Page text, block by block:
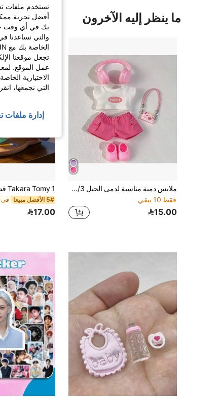
ما ينظر إليه الآخرون
ملابس دمية مناسبة لدمى الجيل 1/2/3 بطول 17 سم/6.69 بوصة، طقم ملابس الدمية، إكسسوارات للدمى من الجيل 1 و2 و3 - ملابس دمية قابلة للاستبدال، إكسسوارات دمية جميلة للعب والعرض، طقم ملابس دمية قابل للتبديل، هدية عودة إلى المدرسة، سلسلة الصيف، عيد الحب، الشتاء، هدية عيد الميلاد/العطلات (الدمية غير مشمولة)
فقط 10 بيقي
15.00
5# الأفضل مبيعا
17.00
نستخدم ملفات
أفضل تجربة
بك في أي وقت
والتي تساعدنا
تجعل موقعنا
عمل الموقع.
الاختيارية
التي نجمعها،
إدارة ملفات